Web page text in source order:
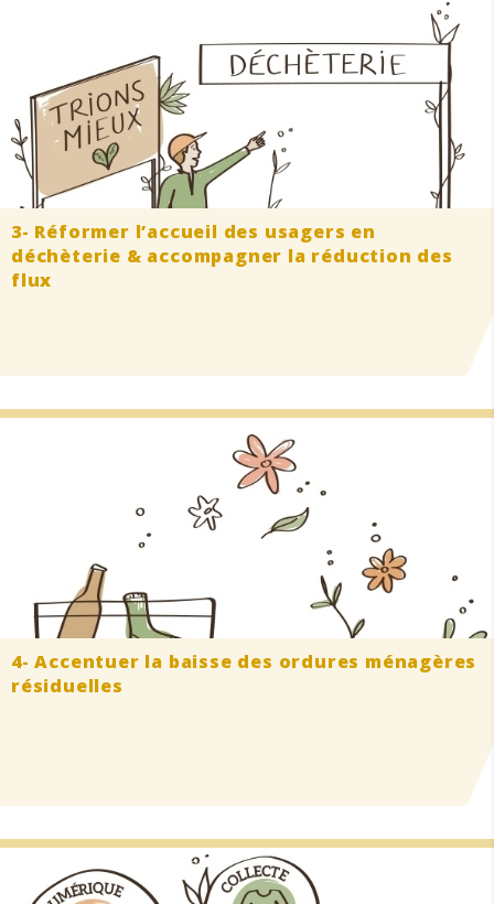
3- Réformer l’accueil des usagers en
déchèterie & accompagner la réduction des
flux
4- Accentuer la baisse des ordures ménagères
résiduelles